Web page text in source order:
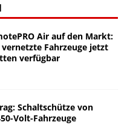
Air auf den Markt:
Fahrzeuge jetzt
verfügbar
Schaltschütze von
Volt-Fahrzeuge